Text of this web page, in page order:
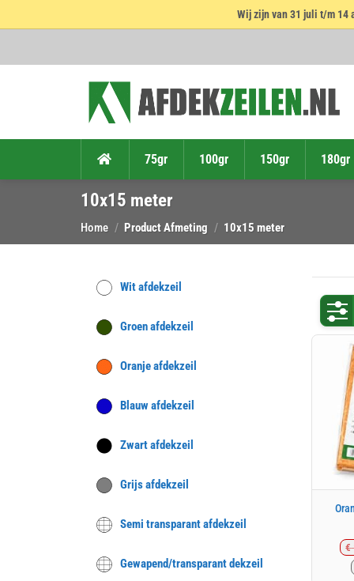
Wij zijn van 31 juli t/m 14
75gr 100gr 150gr 180gr
10x15 meter
Home / Product Afmeting / 10x15 meter
Wit afdekzeil
Groen afdekzeil
Oranje afdekzeil
Blauw afdekzeil
Zwart afdekzeil
Grijs afdekzeil
Semi transparant afdekzeil
Gewapend/transparant dekzeil
€